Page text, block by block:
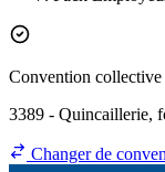
Convention collective
3389 - Quincaillerie,
Changer de